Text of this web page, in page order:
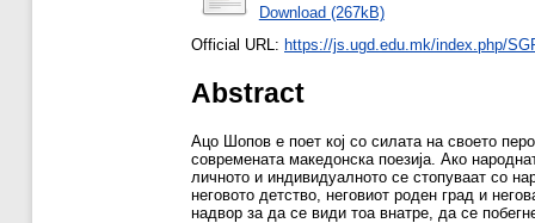
Download (267kB)
Official URL: https://js.ugd.edu.mk/index.php/
Abstract
Ацо Шопов е поет кој со силата на своето
современата македонска поезија. Ако
личното и индивидуалното се стопуваат со
неговото детство, неговиот роден град и
надвор за да се види тоа внатре, да се